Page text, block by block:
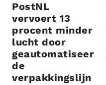
PostNL
vervoert 13
procent minder
lucht door
geautomatiseer
de
verpakkingslijn